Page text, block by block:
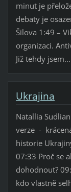
minut je
debaty je
Šilova 1:49 –
organizaci.
Již tehdy jsem...
Ukrajina
Natallia
verze -
historie
07:33 Proč se
dohodnout?
kdo vlastně